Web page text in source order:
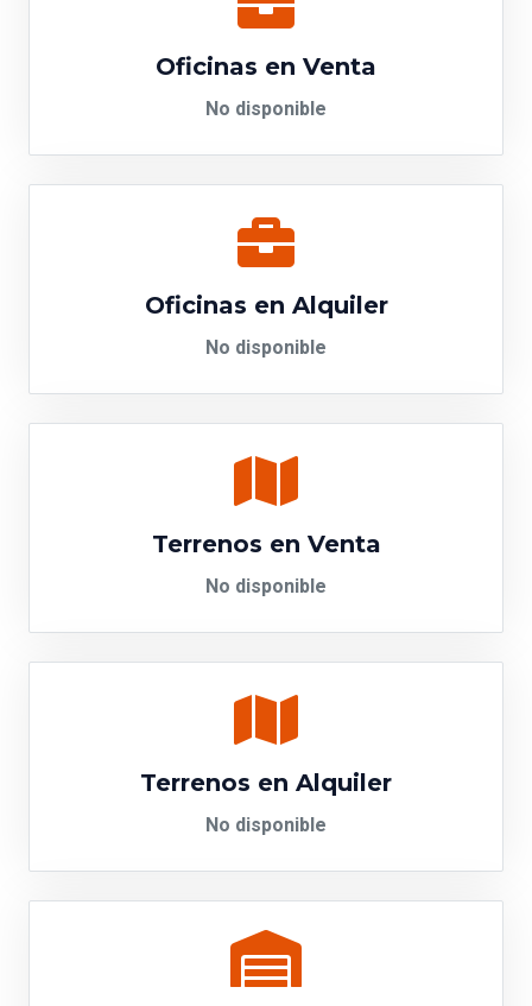
Oficinas en Venta
No disponible
Oficinas en Alquiler
No disponible
Terrenos en Venta
No disponible
Terrenos en Alquiler
No disponible